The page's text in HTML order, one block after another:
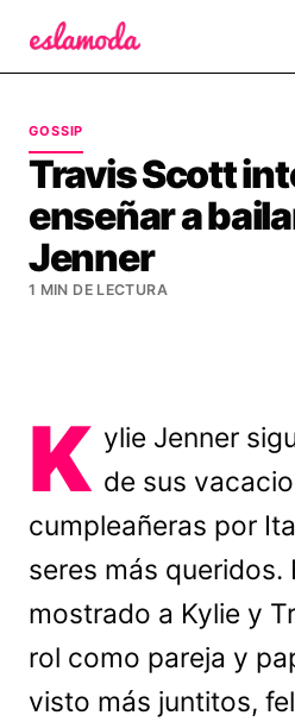
GOSSIP
Travis Scott
enseñar a
Jenner
1 MIN DE LECTURA
K ylie Jenner
de sus
cumpleañeras por
seres más queridos.
mostrado a Kylie y
rol como pareja y
visto más juntitos,